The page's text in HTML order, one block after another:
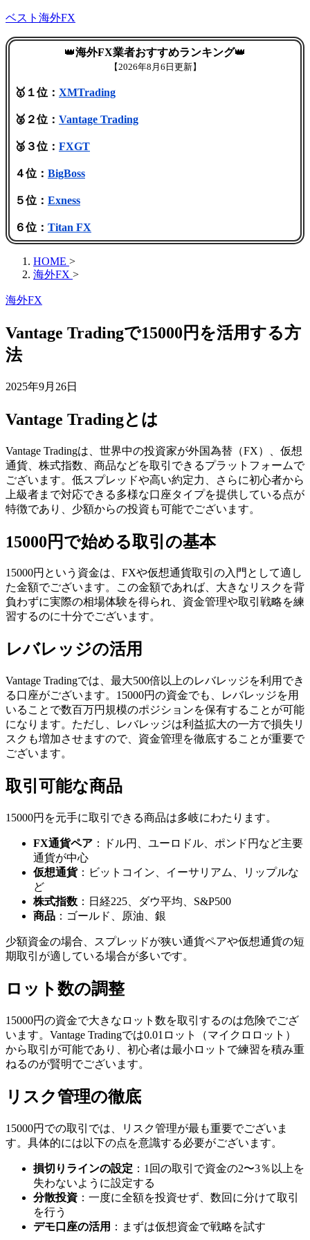
ベスト海外FX
👑海外FX業者おすすめランキング👑
【2026年8月6日更新】
🥇１位： XMTrading
🥈２位： Vantage Trading
🥉３位： FXGT
４位： BigBoss
５位： Exness
６位： Titan FX
HOME >
海外FX >
海外FX
Vantage Tradingで15000円を活用する方
法
2025年9月26日
Vantage Tradingとは
Vantage Tradingは、世界中の投資家が外国為替（FX）、仮想
通貨、株式指数、商品などを取引できるプラットフォームで
ございます。低スプレッドや高い約定力、さらに初心者から
上級者まで対応できる多様な口座タイプを提供している点が
特徴であり、少額からの投資も可能でございます。
15000円で始める取引の基本
15000円という資金は、FXや仮想通貨取引の入門として適し
た金額でございます。この金額であれば、大きなリスクを背
負わずに実際の相場体験を得られ、資金管理や取引戦略を練
習するのに十分でございます。
レバレッジの活用
Vantage Tradingでは、最大500倍以上のレバレッジを利用でき
る口座がございます。15000円の資金でも、レバレッジを用
いることで数百万円規模のポジションを保有することが可能
になります。ただし、レバレッジは利益拡大の一方で損失リ
スクも増加させますので、資金管理を徹底することが重要で
ございます。
取引可能な商品
15000円を元手に取引できる商品は多岐にわたります。
FX通貨ペア ：ドル円、ユーロドル、ポンド円など主要
通貨が中心
仮想通貨：ビットコイン、イーサリアム、リップルな
ど
株式指数 ：日経225、ダウ平均、S&P500
商品 ：ゴールド、原油、銀
少額資金の場合、スプレッドが狭い通貨ペアや仮想通貨の短
期取引が適している場合が多いです。
ロット数の調整
15000円の資金で大きなロット数を取引するのは危険でござ
います。Vantage Tradingでは0.01ロット（マイクロロット）
から取引が可能であり、初心者は最小ロットで練習を積み重
ねるのが賢明でございます。
リスク管理の徹底
15000円での取引では、リスク管理が最も重要でございま
す。具体的には以下の点を意識する必要がございます。
損切りラインの設定 ：1回の取引で資金の2〜3％以上を
失わないように設定する
分散投資 ：一度に全額を投資せず、数回に分けて取引
を行う
デモ口座の活用 ：まずは仮想資金で戦略を試す